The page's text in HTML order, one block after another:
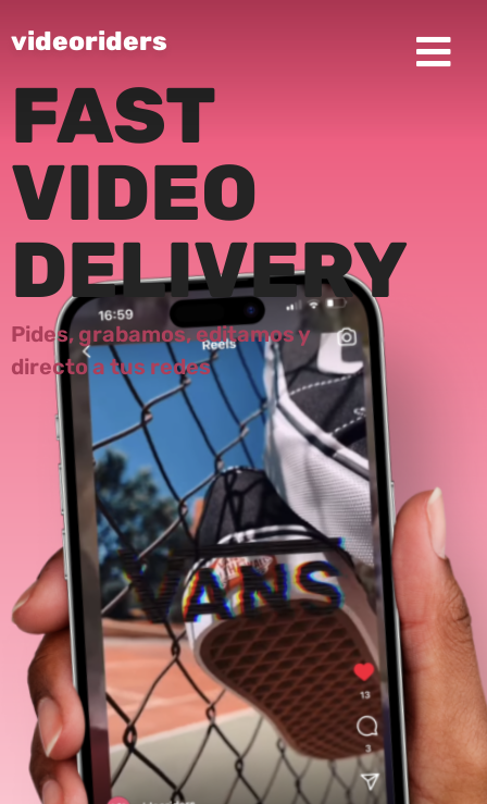
videoriders
FAST
VIDEO
DELIVERY
Pides, grabamos,editamos y
directo a tus redes​